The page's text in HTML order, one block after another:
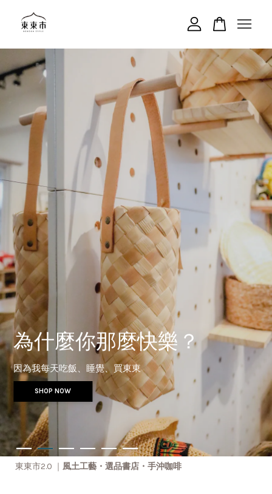
風土工藝・選品書店・手
沖咖啡
東東市2.0
體驗各種可能去
為什麼你那麼快樂？
因為我每天吃飯、睡覺、買東東
SHOP NOW
東東市南苑
跟綠意生活在一起
SHOP NOW
給自己一點呼吸
給自己一點呼吸
了解更多
生活鬆一點
生活鬆一點
來瞧瞧
坐下來｜歇一下
It's All About Taitung Life Style
買東東
東東市2.0 ｜ 風土工藝・選品書店・手沖咖啡
您的購物車目前還是空的。
繼續購物